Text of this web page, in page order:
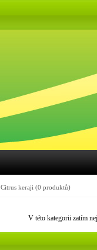
Citrus keraji (0 produktů)
V této kategorii zatím